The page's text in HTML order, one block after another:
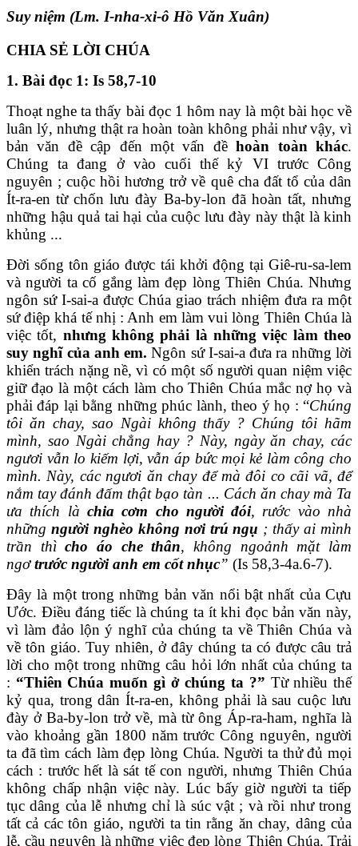
Suy niệm (Lm. I-nha-xi-ô Hồ Văn Xuân)
CHIA SẺ LỜI CHÚA
1. Bài đọc 1: Is 58,7-10
Thoạt nghe ta thấy bài đọc 1 hôm nay là một bài học về
luân lý, nhưng thật ra hoàn toàn không phải như vậy, vì
bản văn đề cập đến một vấn đềhoàn toàn khác.
Chúng ta đang ở vào cuối thế kỷ VI trước Công
nguyên ; cuộc hồi hương trở về quê cha đất tổ của dân
Ít-ra-en từ chốn lưu đày Ba-by-lon đã hoàn tất, nhưng
những hậu quả tai hại của cuộc lưu đày này thật là kinh
khủng ...
Đời sống tôn giáo được tái khởi động tại Giê-ru-sa-lem
và người ta cố gắng làm đẹp lòng Thiên Chúa. Nhưng
ngôn sứ I-sai-a được Chúa giao trách nhiệm đưa ra một
sứ điệp khá tế nhị : Anh em làm vui lòng Thiên Chúa là
việc tốt, nhưng không phải là những việc làm theo
suy nghĩ của anh em.Ngôn sứ I-sai-a đưa ra những lời
khiển trách nặng nề, vì có một số người quan niệm việc
giữ đạo là một cách làm cho Thiên Chúa mắc nợ họ và
phải đáp lại bằng những phúc lành, theo ý họ : “Chúng
tôi ăn chay, sao Ngài không thấy ? Chúng tôi hãm
mình, sao Ngài chẳng hay ? Này, ngày ăn chay, các
ngươi vẫn lo kiếm lợi, vẫn áp bức mọi kẻ làm công cho
mình. Này, các ngươi ăn chay để mà đôi co cãi vã, để
nắm tay đánh đấm thật bạo tàn ... Cách ăn chay mà Ta
ưa thích là chia cơm cho người đói, rước vào nhà
những người nghèo không nơi trú ngụ ; thấy ai mình
trần thìcho áo che thân, không ngoảnh mặt làm
ngơtrước người anh em cốt nhục” (Is 58,3-4a.6-7).
Đây là một trong những bản văn nổi bật nhất của Cựu
Ước. Điều đáng tiếc là chúng ta ít khi đọc bản văn này,
vì làm đảo lộn ý nghĩ của chúng ta về Thiên Chúa và
về tôn giáo. Tuy nhiên, ở đây chúng ta có được câu trả
lời cho một trong những câu hỏi lớn nhất của chúng ta
: “Thiên Chúa muốn gì ở chúng ta ?” Từ nhiều thế
kỷ qua, trong dân Ít-ra-en, không phải là sau cuộc lưu
đày ở Ba-by-lon trở về, mà từ ông Áp-ra-ham, nghĩa là
vào khoảng gần 1800 năm trước Công nguyên, người
ta đã tìm cách làm đẹp lòng Chúa. Người ta thử đủ mọi
cách : trước hết là sát tế con người, nhưng Thiên Chúa
không chấp nhận việc này. Lúc bấy giờ người ta tiếp
tục dâng của lễ nhưng chỉ là súc vật ; và rồi như trong
tất cả các tôn giáo, người ta tin rằng ăn chay, dâng của
lễ, cầu nguyện là những việc đẹp lòng Thiên Chúa. Trải